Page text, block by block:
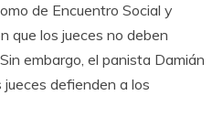
de Encuentro Social y
que los jueces no deben
embargo, el panista Damián
defienden a los